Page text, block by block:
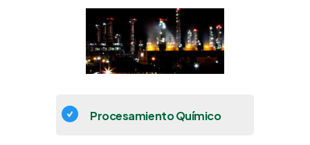
Procesamiento Químico